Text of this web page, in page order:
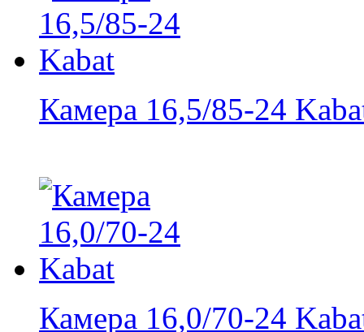
Камера 16,5/85-24
Камера 16,0/70-24